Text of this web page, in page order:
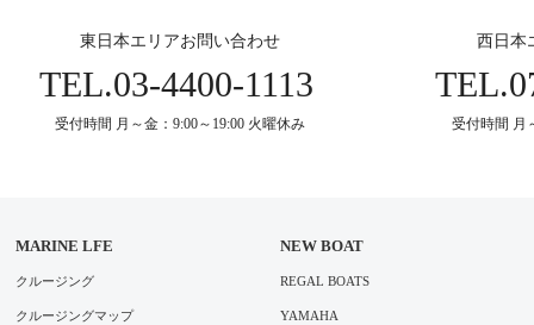
東日本エリアお問い合わせ
TEL.03-4400-1113
受付時間 月～金：9:00～19:00 火曜休み
西日本
TEL.
受付時間 月
MARINE LFE
クルージング
クルージングマップ
NEW BOAT
REGAL BOATS
YAMAHA